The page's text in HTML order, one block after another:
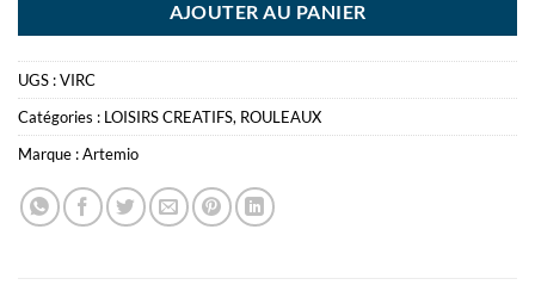
AJOUTER AU PANIER
UGS :VIRC
Catégories : LOISIRS CREATIFS, ROULEAUX
Marque :Artemio